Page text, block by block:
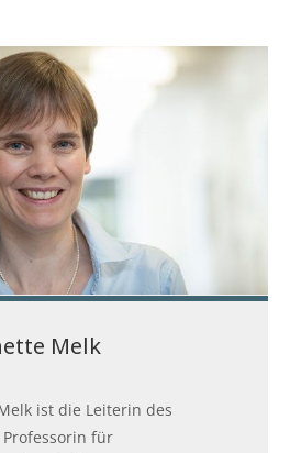
Melk
ist die Leiterin des
Professorin für